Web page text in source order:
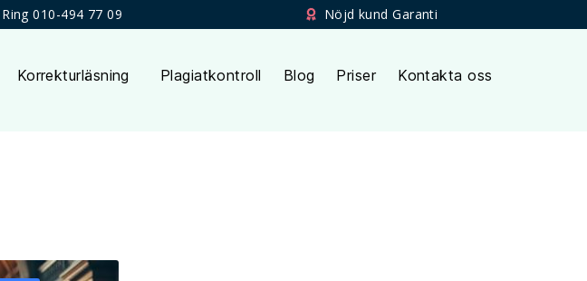
Ring 010-494 77 09 Nöjd kund Garanti
Korrekturläsning Plagiatkontroll Blog Priser Kontakta oss